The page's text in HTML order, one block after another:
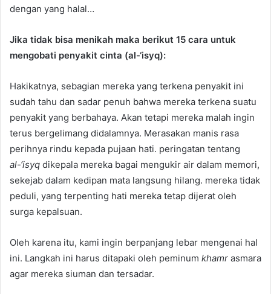
dengan yang halal…
Jika tidak bisa menikah maka berikut 15 cara untuk
mengobati penyakit cinta (al-‘isyq):
Hakikatnya, sebagian mereka yang terkena penyakit ini
sudah tahu dan sadar penuh bahwa mereka terkena suatu
penyakit yang berbahaya. Akan tetapi mereka malah ingin
terus bergelimang didalamnya. Merasakan manis rasa
perihnya rindu kepada pujaan hati. peringatan tentang
al-‘isyq dikepala mereka bagai mengukir air dalam memori,
sekejab dalam kedipan mata langsung hilang. mereka tidak
peduli, yang terpenting hati mereka tetap dijerat oleh
surga kepalsuan.
Oleh karena itu, kami ingin berpanjang lebar mengenai hal
ini. Langkah ini harus ditapaki oleh peminum khamr asmara
agar mereka siuman dan tersadar.